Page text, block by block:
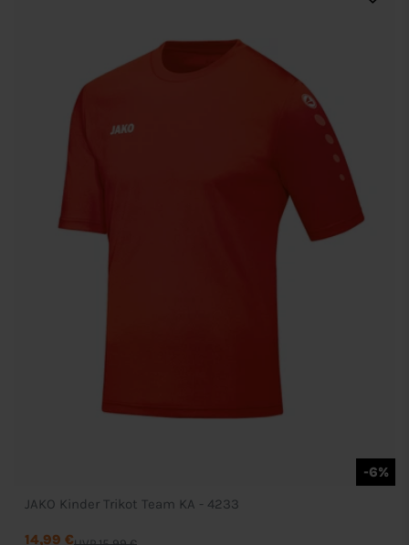
-6%
JAKO Kinder Trikot Team KA - 4233
14,99 €